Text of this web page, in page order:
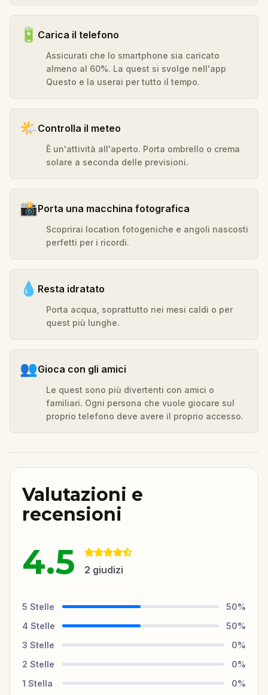
🔋 Carica il telefono
Assicurati che lo smartphone sia caricato
almeno al 60%. La quest si svolge nell'app
Questo e la userai per tutto il tempo.
🌤️Controlla il meteo
È un'attività all'aperto. Porta ombrello o crema
solare a seconda delle previsioni.
📸Porta una macchina fotografica
Scoprirai location fotogeniche e angoli nascosti
perfetti per i ricordi.
💧 Resta idratato
Porta acqua, soprattutto nei mesi caldi o per
quest più lunghe.
👥Gioca con gli amici
Le quest sono più divertenti con amici o
familiari. Ogni persona che vuole giocare sul
proprio telefono deve avere il proprio accesso.
Valutazioni e
recensioni
4.5 2 giudizi
5 Stelle 50%
4 Stelle 50%
3 Stelle 0%
2 Stelle 0%
1 Stella 0%